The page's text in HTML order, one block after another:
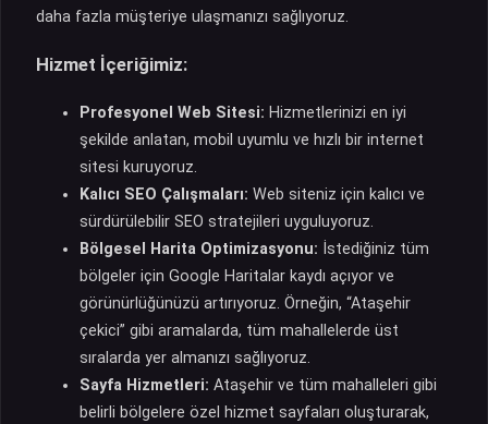
daha fazla müşteriye ulaşmanızı sağlıyoruz.
Hizmet İçeriğimiz:
Profesyonel Web Sitesi: Hizmetlerinizi en iyi
şekilde anlatan, mobil uyumlu ve hızlı bir internet
sitesi kuruyoruz.
Kalıcı SEO Çalışmaları: Web siteniz için kalıcı ve
sürdürülebilir SEO stratejileri uyguluyoruz.
Bölgesel Harita Optimizasyonu: İstediğiniz tüm
bölgeler için Google Haritalar kaydı açıyor ve
görünürlüğünüzü artırıyoruz. Örneğin, “Ataşehir
çekici” gibi aramalarda, tüm mahallelerde üst
sıralarda yer almanızı sağlıyoruz.
Sayfa Hizmetleri: Ataşehir ve tüm mahalleleri gibi
belirli bölgelere özel hizmet sayfaları oluşturarak,